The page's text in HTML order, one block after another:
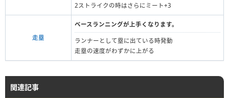
2ストライクの時はさらにミート+3
走塁
ベースランニングが上手くなります。
ランナーとして塁に出ている時発動
走塁の速度がわずかに上がる
関連記事